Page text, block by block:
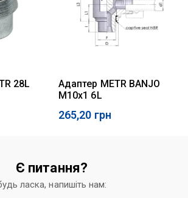
28L
Адаптер METR BANJO
M10x1 6L
265,20 грн
Є питання?
ласка, напишіть нам: